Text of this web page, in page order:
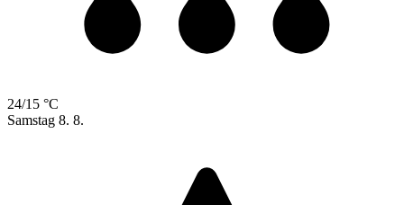
24/15 °C
Samstag 8. 8.